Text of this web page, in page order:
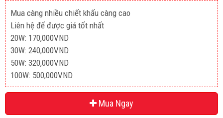
Mua càng nhiều chiết khấu càng cao
Liên hệ để được giá tốt nhất
20W: 170,000VND
30W: 240,000VND
50W: 320,000VND
100W: 500,000VND
Mua Ngay